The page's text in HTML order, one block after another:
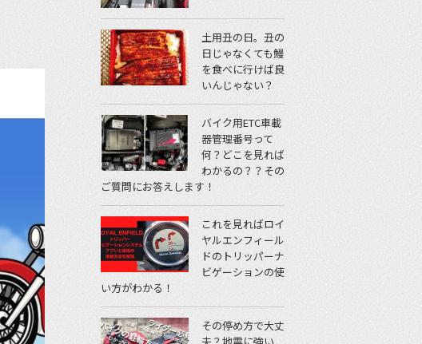
土用丑の日。丑の
日じゃなくても鰻
を食べに行けば良
いんじゃない？
バイク用ETC車載
器管理番号って
何？どこを見れば
わかるの？？その
ご質問にお答えします！
これを見ればロイ
ヤルエンフィール
ドのトリッパーナ
ビゲーションの使
い方がわかる！
その停め方で大丈